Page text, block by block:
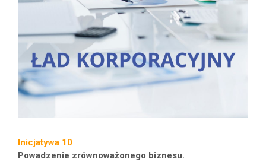
Inicjatywa 10
Powadzenie zrównoważonego biznesu.